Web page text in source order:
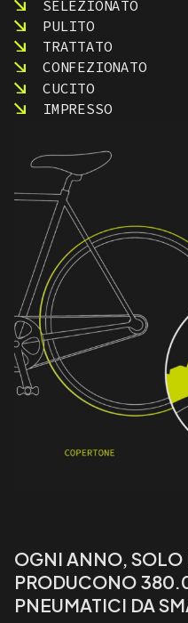
SELEZIONATO
PULITO
TRATTATO
CONFEZIONATO
CUCITO
IMPRESSO
OGNI ANNO, SOLO
PRODUCONO
PNEUMATICI DA